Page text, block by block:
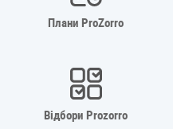
Плани ProZorro
Відбори Prozorro